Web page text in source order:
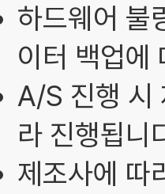
하드웨어 불
이터 백업에
A/S 진행 시
라 진행됩니
제조사에 따